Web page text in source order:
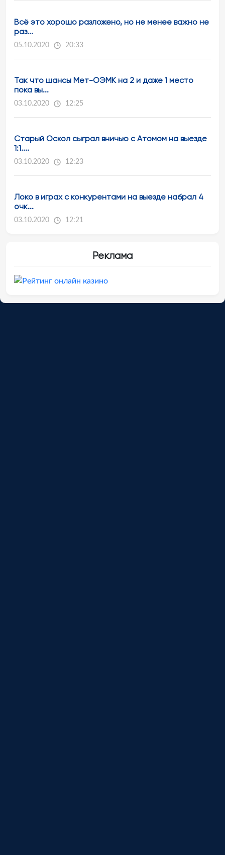
Всё это хорошо разложено, но не менее важно не
раз...
05.10.2020 20:33
Так что шансы Мет-ОЭМК на 2 и даже 1 место
пока вы...
03.10.2020 12:25
Старый Оскол сыграл вничью с Атомом на выезде
1:1....
03.10.2020 12:23
Локо в играх с конкурентами на выезде набрал 4
очк...
03.10.2020 12:21
Реклама